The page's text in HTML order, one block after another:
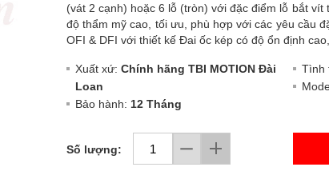
(vát 2 cạnh) hoặc 6 lỗ (tròn) với đặc điểm lỗ bắt
độ thẩm mỹ cao, tối ưu, phù hợp với các yêu cầu
OFI & DFI với thiết kế Đai ốc kép có độ ổn định
Xuất xứ: Chính hãng TBI MOTION Đài
Loan
Tình
Bảo hành: 12 Tháng
Số lượng: